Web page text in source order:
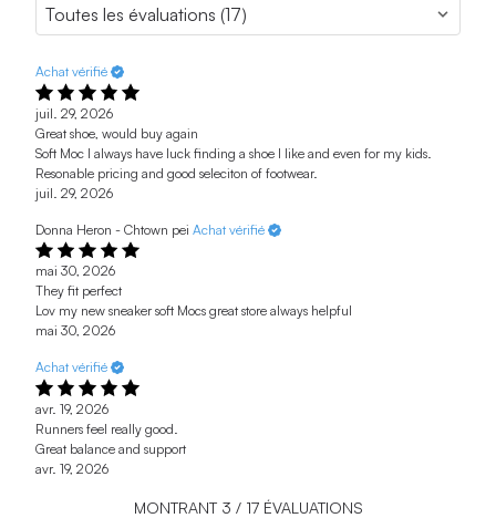
Achat vérifié
juil. 29, 2026
Great shoe, would buy again
Soft Moc I always have luck finding a shoe I like and even for my kids.
Resonable pricing and good seleciton of footwear.
juil. 29, 2026
Donna Heron - Chtown pei Achat vérifié
mai 30, 2026
They fit perfect
Lov my new sneaker soft Mocs great store always helpful
mai 30, 2026
Achat vérifié
avr. 19, 2026
Runners feel really good.
Great balance and support
avr. 19, 2026
MONTRANT 3 / 17ÉVALUATIONS